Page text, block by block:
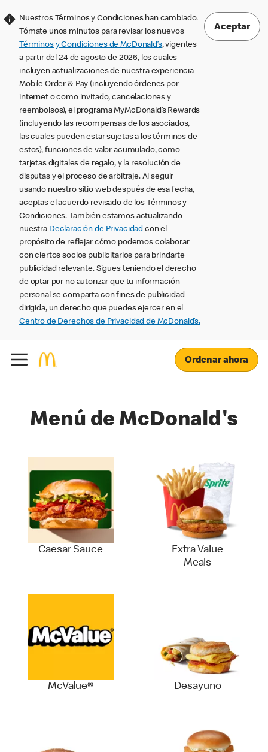
Nuestros Términos y Condiciones han cambiado.
Tómate unos minutos para revisar los nuevos
Términos y Condiciones de McDonald’s, vigentes
a partir del 24 de agosto de 2026, los cuales
incluyen actualizaciones de nuestra experiencia
Mobile Order & Pay (incluyendo órdenes por
internet o como invitado, cancelaciones y
reembolsos), el programa MyMcDonald’s Rewards
(incluyendo las recompensas de los asociados,
las cuales pueden estar sujetas a los términos de
estos), funciones de valor acumulado, como
tarjetas digitales de regalo, y la resolución de
disputas y el proceso de arbitraje. Al seguir
usando nuestro sitio web después de esa fecha,
aceptas el acuerdo revisado de los Términos y
Condiciones. También estamos actualizando
nuestra Declaración de Privacidad con el
propósito de reflejar cómo podemos colaborar
con ciertos socios publicitarios para brindarte
publicidad relevante. Sigues teniendo el derecho
de optar por no autorizar que tu información
personal se comparta con fines de publicidad
dirigida, un derecho que puedes ejercer en el
Centro de Derechos de Privacidad de McDonald’s.
Aceptar
Ordenar ahora
Menú de McDonald's
Caesar Sauce
Extra Value
Meals
McValue® Desayuno